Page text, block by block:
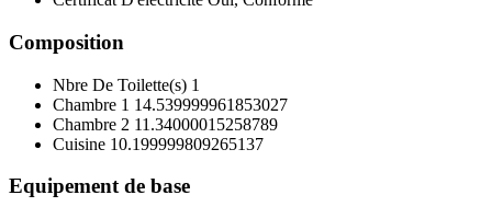
Composition
Nbre De Toilette(s) 1
Chambre 1 14.539999961853027
Chambre 2 11.34000015258789
Cuisine 10.199999809265137
Equipement de base